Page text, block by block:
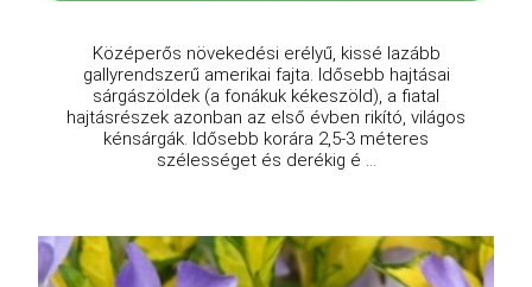
Középerős növekedési erélyű, kissé lazább
gallyrendszerű amerikai fajta. Idősebb hajtásai
sárgászöldek (a fonákuk kékeszöld), a fiatal
hajtásrészek azonban az első évben rikító, világos
kénsárgák. Idősebb korára 2,5-3 méteres
szélességet és derékig é ...